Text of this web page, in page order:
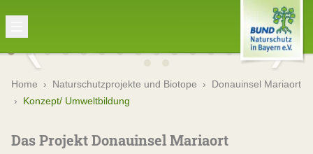
Home › Naturschutzprojekte und Biotope › Donauinsel Mariaort
› Konzept/ Umweltbildung
Das Projekt Donauinsel Mariaort